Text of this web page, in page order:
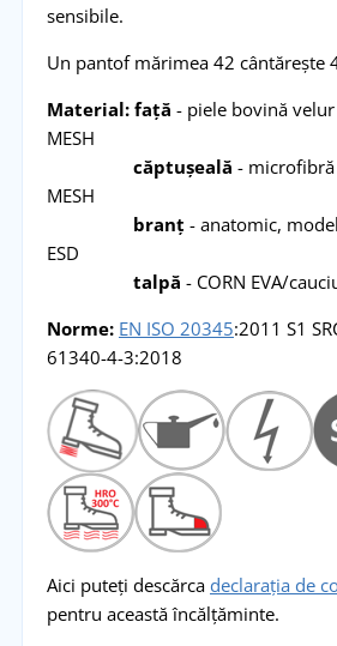
sensibile.
Un pantof mărimea 42 cântărește
Material: față - piele bovină
MESH
căptușeală -
MESH
branț - anatomic,
ESD
talpă - CORN EVA/
Norme: EN ISO 20345:2011 S1
61340-4-3:2018
Aici puteți descărca declarația de
pentru această încălțăminte.